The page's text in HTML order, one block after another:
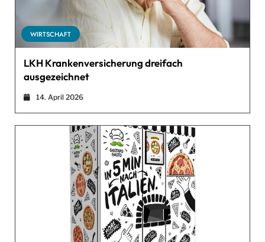
WIRTSCHAFT
LKH Krankenversicherung dreifach
ausgezeichnet
14. April 2026